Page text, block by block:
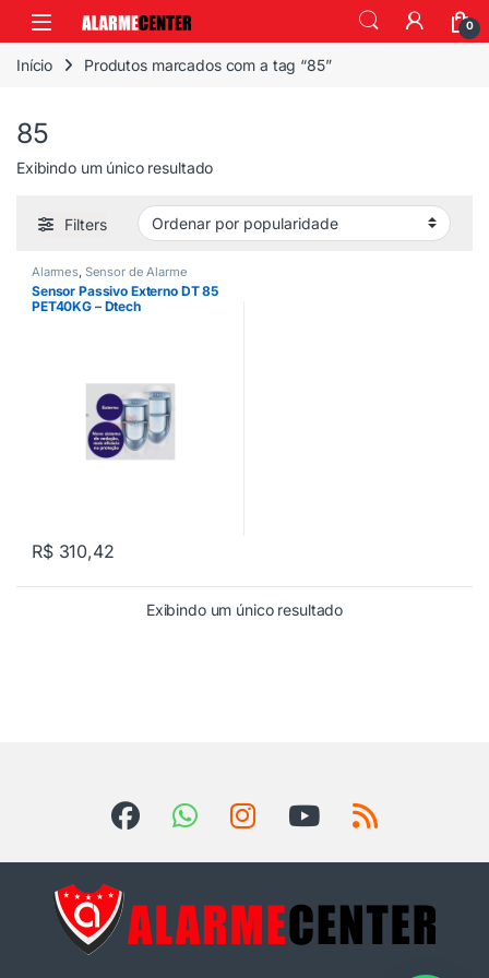
0
Início Produtos marcados com a tag “85”
85
Exibindo um único resultado
Filters
Alarmes, Sensor de Alarme
Sensor Passivo Externo DT 85
PET40KG – Dtech
R$310,42
Exibindo um único resultado